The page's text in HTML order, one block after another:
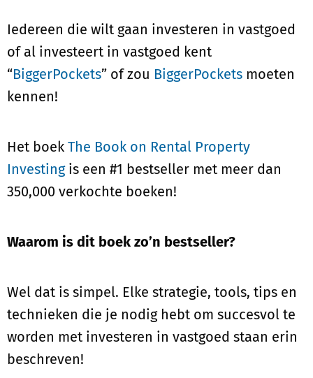
Iedereen die wilt gaan investeren in vastgoed
of al investeert in vastgoed kent
“BiggerPockets” of zou BiggerPockets moeten
kennen!
Het boek The Book on Rental Property
Investingis een #1 bestseller met meer dan
350,000 verkochte boeken!
Waarom is dit boek zo’n bestseller?
Wel dat is simpel. Elke strategie, tools, tips en
technieken die je nodig hebt om succesvol te
worden met investeren in vastgoed staan erin
beschreven!